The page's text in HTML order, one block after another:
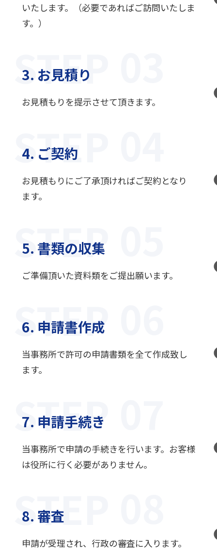
いたします。（必要であればご訪問いたしま
す。）
STEP
3. お見積り
お見積もりを提示させて頂きます。
STEP
4. ご契約
お見積もりにご了承頂ければご契約となり
ます。
STEP
5. 書類の収集
ご準備頂いた資料類をご提出願います。
STEP
6. 申請書作成
当事務所で許可の申請書類を全て作成致し
ます。
STEP
7. 申請手続き
当事務所で申請の手続きを行います。お客様
は役所に行く必要がありません。
STEP
8. 審査
申請が受理され、行政の審査に入ります。